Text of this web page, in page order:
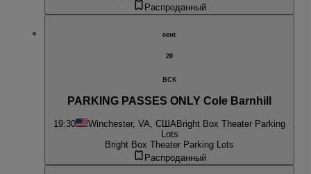
Распроданный
сент.
20
вск
PARKING PASSES ONLY Cole Barnhill
19:30 Winchester, VA, СШАBright Box Theater Parking
Lots
Bright Box Theater Parking Lots
Распроданный